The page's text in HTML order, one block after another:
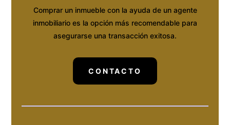
Comprar un inmueble con la ayuda de un agente
inmobiliario es la opción más recomendable para
asegurarse una transacción exitosa.
CONTACTO